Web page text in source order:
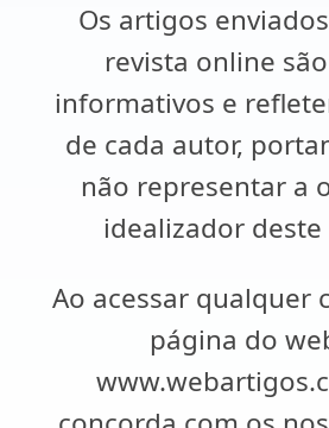
Os artigos
revista online
informativos e
de cada autor,
não representar a
idealizador
Ao acessar qualquer
página do